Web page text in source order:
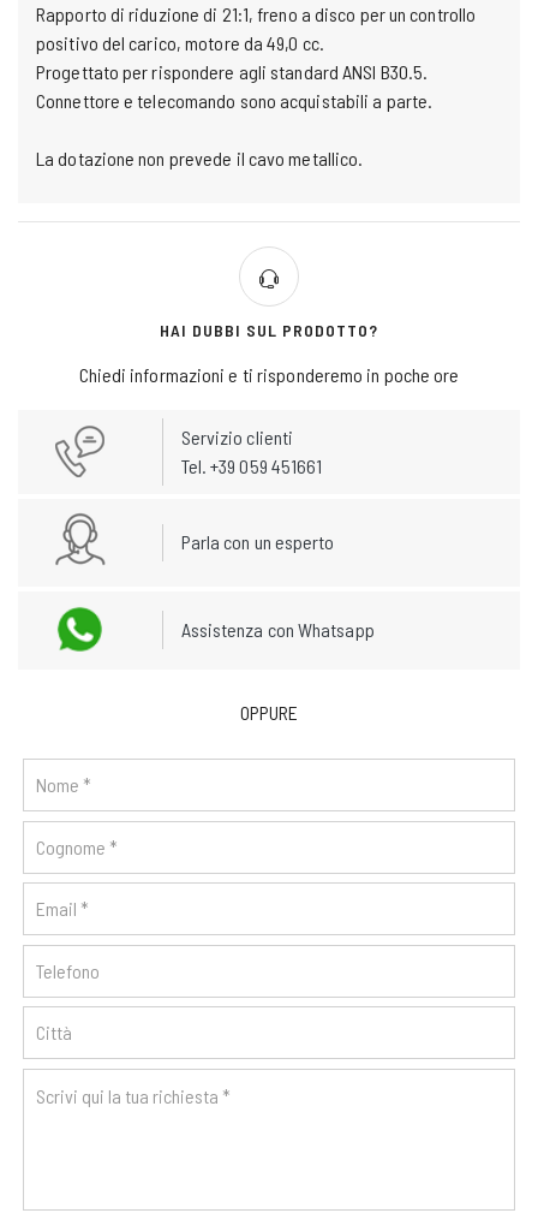
Rapporto di riduzione di 21:1, freno a disco per un controllo
positivo del carico, motore da 49,0 cc.
Progettato per rispondere agli standard ANSI B30.5.
Connettore e telecomando sono acquistabili a parte.
La dotazione non prevede il cavo metallico.
HAI DUBBI SUL PRODOTTO?
Chiedi informazioni e ti risponderemo in poche ore
Servizio clienti
Tel. +39 059 451661
Parla con un esperto
Assistenza con Whatsapp
OPPURE